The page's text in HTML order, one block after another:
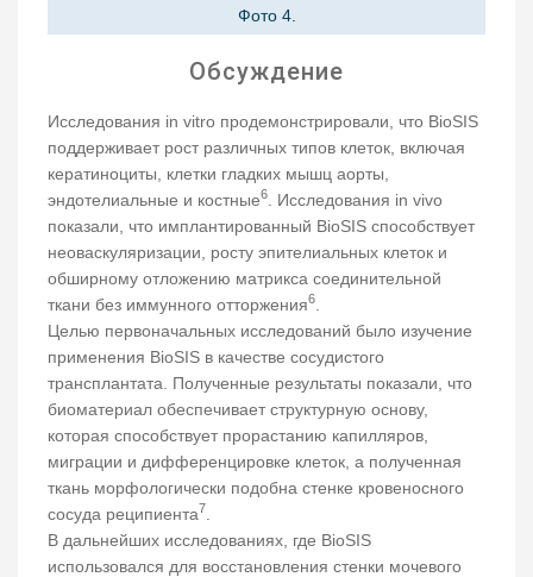
Фото 4.
Обсуждение
Исследования in vitro продемонстрировали, что BioSIS
поддерживает рост различных типов клеток, включая
кератиноциты, клетки гладких мышц аорты,
эндотелиальные и костные6
. Исследования in vivo
показали, что имплантированный BioSIS способствует
неоваскуляризации, росту эпителиальных клеток и
обширному отложению матрикса соединительной
ткани без иммунного отторжения6
Целью первоначальных исследований было изучение
применения BioSIS в качестве сосудистого
трансплантата. Полученные результаты показали, что
биоматериал обеспечивает структурную основу,
которая способствует прорастанию капилляров,
миграции и дифференцировке клеток, а полученная
ткань морфологически подобна стенке кровеносного
сосуда реципиента7
В дальнейших исследованиях, где BioSIS
использовался для восстановления стенки мочевого